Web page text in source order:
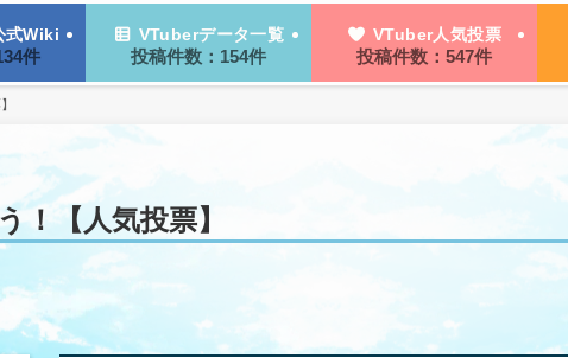
式Wiki
件
VTuberデータ一覧
投稿件数：154件
VTuber人気投票
投稿件数：547件
！【人気投票】